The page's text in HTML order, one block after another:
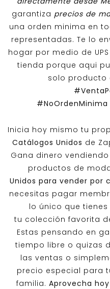
garantiza precios de
una orden minima en
representadas. Te lo
hogar por medio de
tienda porque aqui
solo producto
#NoOrdenMinima
Inicia hoy mismo tu
Catálogos Unidos de
Gana dinero
productos de
Unidos para vender por
necesitas pagar
lo único que
tu colección favorita
Estas pensando en
tiempo libre o quizas
las ventas o
precio especial para
familia. Aprovecha